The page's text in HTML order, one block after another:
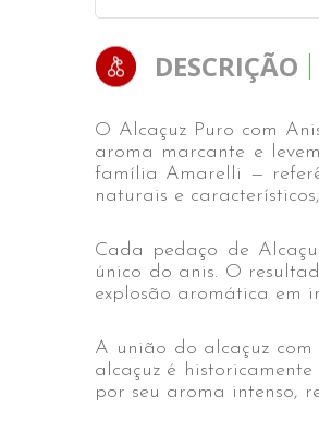
DESCRIÇÃO
O Alcaçuz Puro com
aroma marcante e
família Amarelli —
naturais e
Cada pedaço de
único do anis. O
explosão aromática em
A união do alcaçuz
alcaçuz é
por seu aroma intenso,